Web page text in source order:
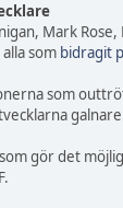
Mark Rose,
som bidragit
som
gör det